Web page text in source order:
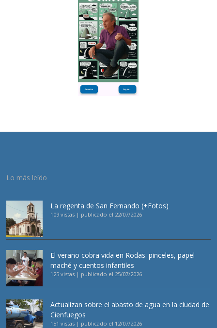
Lo más leído
La regenta de San Fernando (+Fotos)
109 vistas | publicado el 22/07/2026
El verano cobra vida en Rodas: pinceles, papel
maché y cuentos infantiles
125 vistas | publicado el 25/07/2026
Actualizan sobre el abasto de agua en la ciudad de
Cienfuegos
151 vistas | publicado el 12/07/2026